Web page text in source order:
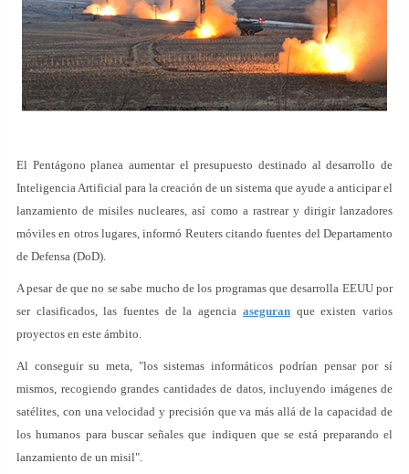
El Pentágono planea aumentar el presupuesto destinado al desarrollo de
Inteligencia Artificial para la creación de un sistema que ayude a anticipar el
lanzamiento de misiles nucleares, así como a rastrear y dirigir lanzadores
móviles en otros lugares, informó Reuters citando fuentes del Departamento
de Defensa (DoD).
A pesar de que no se sabe mucho de los programas que desarrolla EEUU por
ser clasificados, las fuentes de la agencia aseguranque existen varios
proyectos en este ámbito.
Al conseguir su meta, "los sistemas informáticos podrían pensar por sí
mismos, recogiendo grandes cantidades de datos, incluyendo imágenes de
satélites, con una velocidad y precisión que va más allá de la capacidad de
los humanos para buscar señales que indiquen que se está preparando el
lanzamiento de un misil".